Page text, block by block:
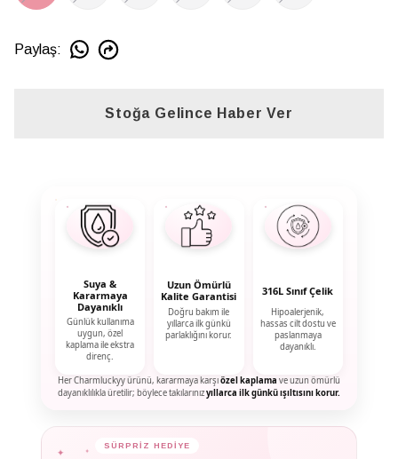
Paylaş:
Stoğa Gelince Haber Ver
Suya &
Kararmaya
Dayanıklı
Günlük kullanıma
uygun, özel
kaplama ile ekstra
direnç.
Uzun Ömürlü
Kalite Garantisi
Doğru bakım ile
yıllarca ilk günkü
parlaklığını korur.
316L Sınıf Çelik
Hipoalerjenik,
hassas cilt dostu ve
paslanmaya
dayanıklı.
Her Charmluckyy ürünü, kararmaya karşıözel kaplama ve uzun ömürlü
dayanıklılıkla üretilir; böylece takılarınızyıllarca ilk günkü ışıltısını korur.
✦ SÜRPRİZ HEDİYE